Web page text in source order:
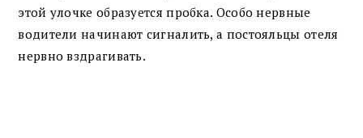
этой улочке образуется пробка. Особо нервные
водители начинают сигналить, а постояльцы отеля
нервно вздрагивать.